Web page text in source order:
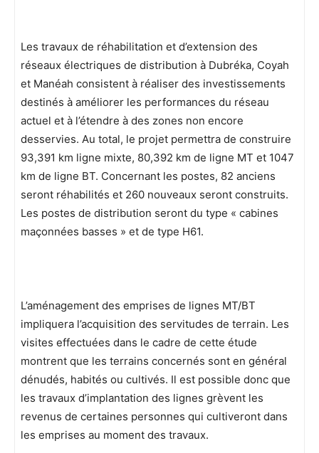
Les travaux de réhabilitation et d’extension des
réseaux électriques de distribution à Dubréka, Coyah
et Manéah consistent à réaliser des investissements
destinés à améliorer les performances du réseau
actuel et à l’étendre à des zones non encore
desservies. Au total, le projet permettra de construire
93,391 km ligne mixte, 80,392 km de ligne MT et 1047
km de ligne BT. Concernant les postes, 82 anciens
seront réhabilités et 260 nouveaux seront construits.
Les postes de distribution seront du type « cabines
maçonnées basses » et de type H61.
L’aménagement des emprises de lignes MT/BT
impliquera l’acquisition des servitudes de terrain. Les
visites effectuées dans le cadre de cette étude
montrent que les terrains concernés sont en général
dénudés, habités ou cultivés. Il est possible donc que
les travaux d’implantation des lignes grèvent les
revenus de certaines personnes qui cultiveront dans
les emprises au moment des travaux.